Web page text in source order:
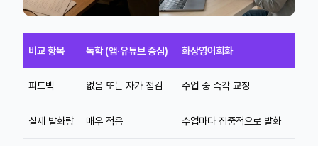
비교 항목 독학 (앱·유튜브 중심) 화상영어회화
피드백 없음 또는 자가 점검 수업 중 즉각 교정
실제 발화량 매우 적음 수업마다 집중적으로 발화